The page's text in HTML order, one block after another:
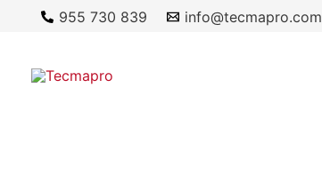
955 730 839 info@tecmapro.com